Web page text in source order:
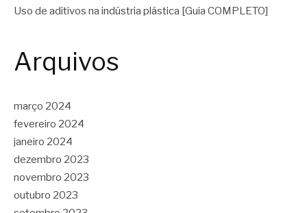
Uso de aditivos na indústria plástica [Guia COMPLETO]
Arquivos
março 2024
fevereiro 2024
janeiro 2024
dezembro 2023
novembro 2023
outubro 2023